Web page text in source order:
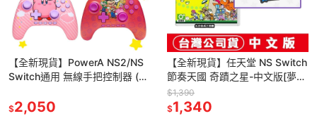
【全新現貨】PowerA NS2/NS
Switch通用 無線手把控制器 (任
$2,050
【全新現貨】任天堂 NS Switch
節奏天國 奇蹟之星-中文版[夢遊
館] 節奏 淳君 按鍵鑰匙扣
$1,390
$1,340